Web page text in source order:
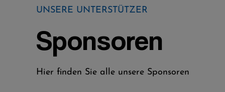
UNSERE UNTERSTÜTZER
Sponsoren
Hier finden Sie alle unsere Sponsoren